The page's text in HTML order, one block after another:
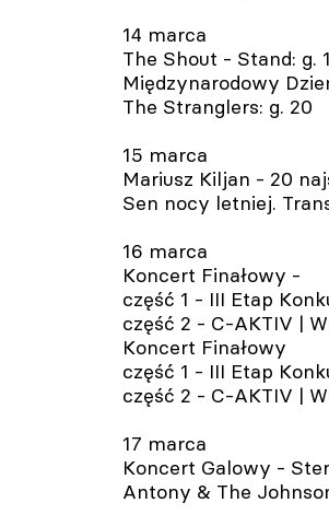
14 marca
The Shout - Stand: g.
Międzynarodowy
The Stranglers: g. 20
15 marca
Mariusz Kiljan - 20
Sen nocy letniej.
16 marca
Koncert Finałowy -
część 1 - III Etap
część 2 - C-AKTIV |
Koncert Finałowy
część 1 - III Etap
część 2 - C-AKTIV |
17 marca
Koncert Galowy -
Antony & The